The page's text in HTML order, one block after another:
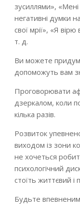
зусиллями»,
негативні думки
свої мрії», «Я
т. д.
Ви можете
допоможуть вам
Проговорювати
дзеркалом, коли
кілька разів.
Розвиток
виходом із зони
не хочеться
психологічний
стоїть життєвий і
Будьте